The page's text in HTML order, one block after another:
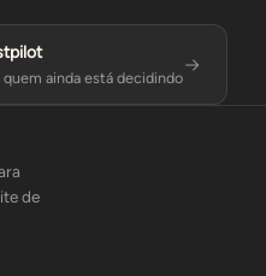
ainda está decidindo
de